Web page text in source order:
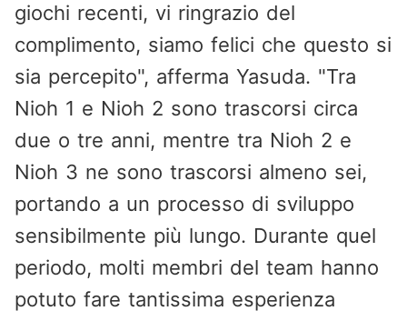
giochi recenti, vi ringrazio del
complimento, siamo felici che questo si
sia percepito", afferma Yasuda. "Tra
Nioh 1 e Nioh 2 sono trascorsi circa
due o tre anni, mentre tra Nioh 2 e
Nioh 3 ne sono trascorsi almeno sei,
portando a un processo di sviluppo
sensibilmente più lungo. Durante quel
periodo, molti membri del team hanno
potuto fare tantissima esperienza